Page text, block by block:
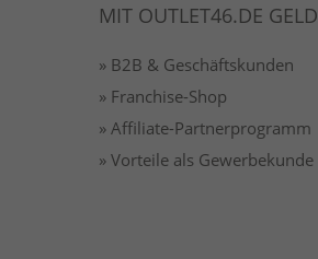
MIT OUTLET46.DE
» B2B & Geschäftskunden
» Franchise-Shop
» Affiliate-Partnerprogramm
» Vorteile als Gewerbekunde